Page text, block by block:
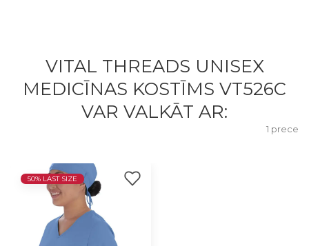
VITAL THREADS UNISEX
MEDICĪNAS KOSTĪMS VT526C
VAR VALKĀT AR:
1 prece
50% LAST SIZE